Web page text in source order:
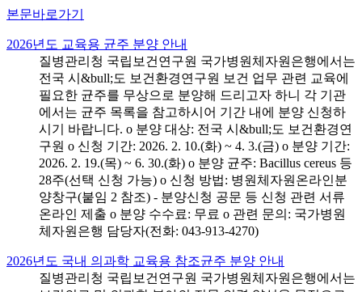
본문바로가기
2026년도 교육용 균주 분양 안내
질병관리청 국립보건연구원 국가병원체자원은행에서는
전국 시&bull;도 보건환경연구원 보건 업무 관련 교육에
필요한 균주를 무상으로 분양해 드리고자 하니 각 기관
에서는 균주 목록을 참고하시어 기간 내에 분양 신청하
시기 바랍니다. o 분양 대상: 전국 시&bull;도 보건환경연
구원 o 신청 기간: 2026. 2. 10.(화) ~ 4. 3.(금) o 분양 기간:
2026. 2. 19.(목) ~ 6. 30.(화) o 분양 균주: Bacillus cereus 등
28주(선택 신청 가능) o 신청 방법: 병원체자원온라인분
양창구(붙임 2 참조) - 분양신청 공문 등 신청 관련 서류
온라인 제출 o 분양 수수료: 무료 o 관련 문의: 국가병원
체자원은행 담당자(전화: 043-913-4270)
2026년도 국내 의과학 교육용 참조균주 분양 안내
질병관리청 국립보건연구원 국가병원체자원은행에서는